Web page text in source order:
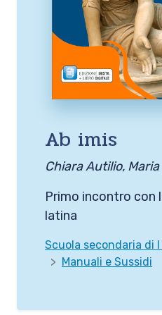
Ab imis
Chiara Autilio,
Primo incontro con
latina
Scuola secondaria di
Manuali e Sussidi